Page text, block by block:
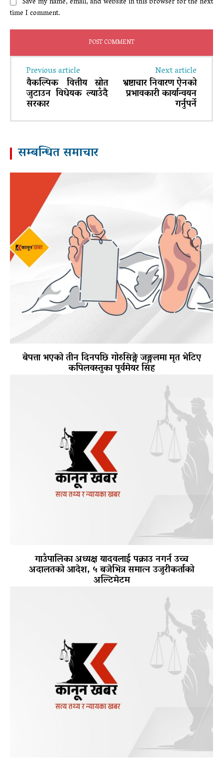
time I comment.
Previous article
वैकल्पिक वित्तीय स्रोत
जुटाउन विधेयक ल्याउँदै
सरकार
Next article
भ्रष्टाचार निवारण ऐनको
प्रभावकारी कार्यान्वयन
गर्नुपर्ने
सम्बन्धित समाचार
बेपत्ता भएको तीन दिनपछि गोरुसिङ्गे जङ्गलमा मृत भेटिए
कपिलवस्तुका पूर्वमेयर सिंह
गाउँपालिका अध्यक्ष यादवलाई पक्राउ नगर्न उच्च
अदालतको आदेश, ५ बजेभित्र समात्न उजुरीकर्ताको
अल्टिमेटम